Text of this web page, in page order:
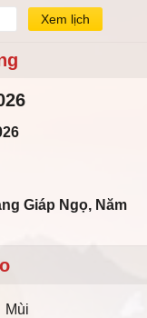
Xem lịch
Giáp Ngọ, Năm
Mùi